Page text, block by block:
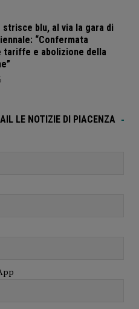
blu, al via la gara di
“Confermata
tariffe e abolizione della
LE NOTIZIE DI PIACENZA